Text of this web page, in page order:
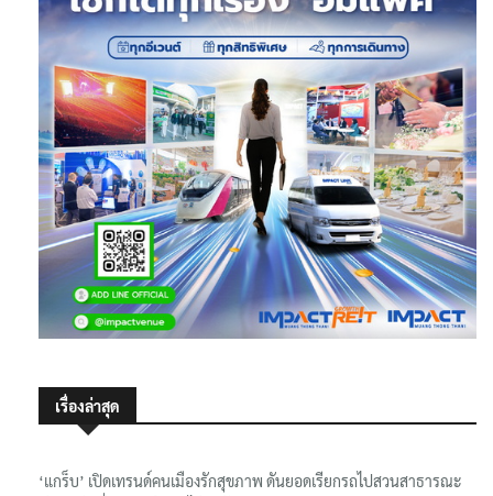
เรื่องล่าสุด
‘แกร็บ’ เปิดเทรนด์คนเมืองรักสุขภาพ ดันยอดเรียกรถไปสวนสาธารณะ